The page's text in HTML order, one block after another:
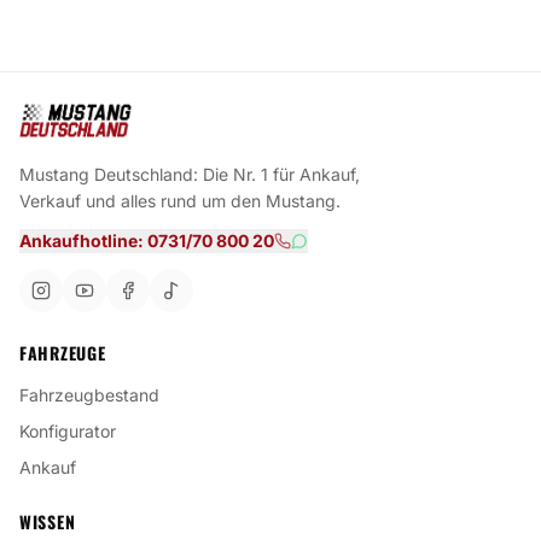
Mustang Deutschland: Die Nr. 1 für Ankauf,
Verkauf und alles rund um den Mustang.
Ankaufhotline: 0731/70 800 20
FAHRZEUGE
Fahrzeugbestand
Konfigurator
Ankauf
WISSEN